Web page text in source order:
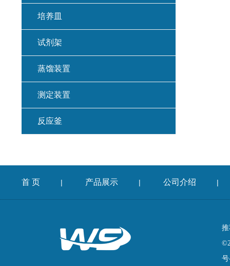
培养皿
试剂架
蒸馏装置
测定装置
反应釜
首 页 | 产品展示 | 公司介绍 |
号